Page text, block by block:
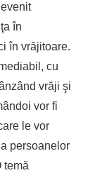
în
în vrăjitoare.
cu
vrăji şi
vor fi
le vor
persoanelor
temă